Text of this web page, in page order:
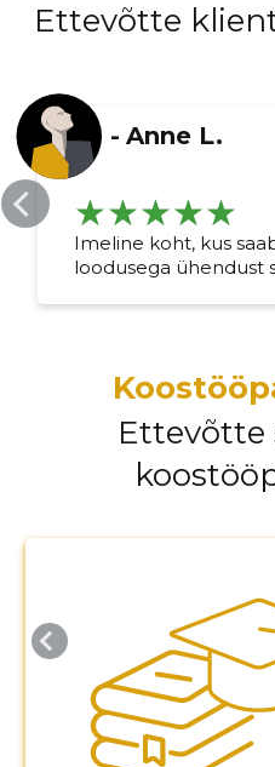
Ettevõtte
- Anne L.
Imeline koht, kus
loodusega ühendust
Ettevõtte